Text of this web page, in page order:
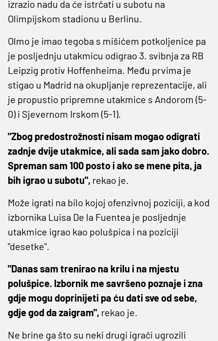
izrazio nadu da će istrčati u subotu na
Olimpijskom stadionu u Berlinu.
Olmo je imao tegoba s mišićem potkoljenice pa
je posljednju utakmicu odigrao 3. svibnja za RB
Leipzig protiv Hoffenheima. Među prvima je
stigao u Madrid na okupljanje reprezentacije, ali
je propustio pripremne utakmice s Andorom (5-
0) i Sjevernom Irskom (5-1).
"Zbog predostrožnosti nisam mogao odigrati
zadnje dvije utakmice, ali sada sam jako dobro.
Spreman sam 100 posto i ako se mene pita, ja
bih igrao u subotu", rekao je.
Može igrati na bilo kojoj ofenzivnoj poziciji, a kod
izbornika Luisa De la Fuentea je posljednje
utakmice igrao kao polušpica i na poziciji
"desetke".
"Danas sam trenirao na krilu i na mjestu
polušpice. Izbornik me savršeno poznaje i zna
gdje mogu doprinijeti pa ću dati sve od sebe,
gdje god da zaigram", rekao je.
Ne brine ga što su neki drugi igrači ugrozili